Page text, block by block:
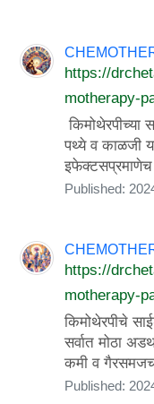
https://
motherapy-
किमोथेरपीच्या
पथ्ये व काळजी
Published:
https://
motherapy-
किमोथेरपीचे
सर्वात मोठा
कमी व
Published: